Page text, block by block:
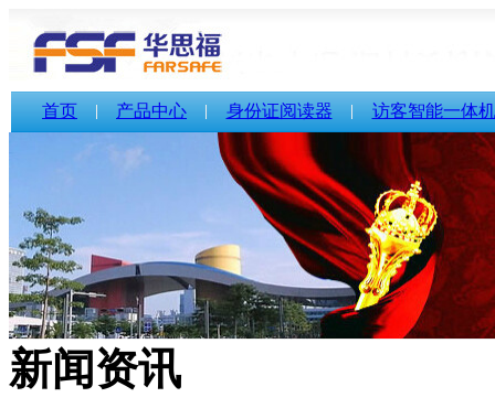
首页 产品中心 身份证阅读器 访客智能一体机
新闻资讯